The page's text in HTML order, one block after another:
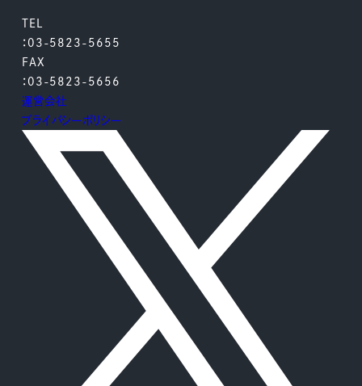
TEL
：03-5823-5655
FAX
：03-5823-5656
運営会社
プライバシーポリシー